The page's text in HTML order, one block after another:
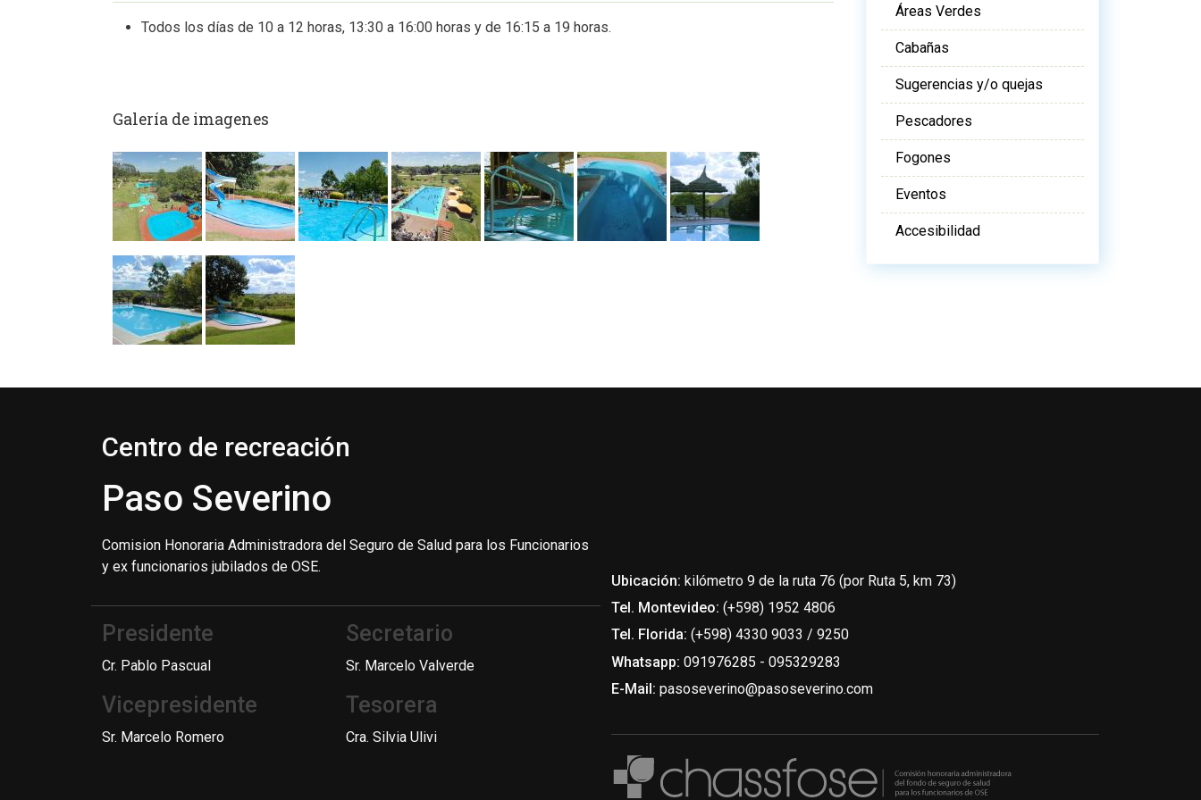
Todos los días de 10 a 12 horas, 13:30 a 16:00 horas y de 16:15 a 19 horas.
Galería de imagenes
Áreas Verdes
Cabañas
Sugerencias y/o quejas
Pescadores
Fogones
Eventos
Accesibilidad
Centro de recreación
Paso Severino
Comision Honoraria Administradora del Seguro de Salud para los Funcionarios
y ex funcionarios jubilados de OSE.
Presidente
Cr. Pablo Pascual
Vicepresidente
Sr. Marcelo Romero
Secretario
Sr. Marcelo Valverde
Tesorera
Cra. Silvia Ulivi
Ubicación: kilómetro 9 de la ruta 76 (por Ruta 5, km 73)
Tel. Montevideo: (+598) 1952 4806
Tel. Florida: (+598) 4330 9033 / 9250
Whatsapp: 091976285 - 095329283
E-Mail: pasoseverino@pasoseverino.com